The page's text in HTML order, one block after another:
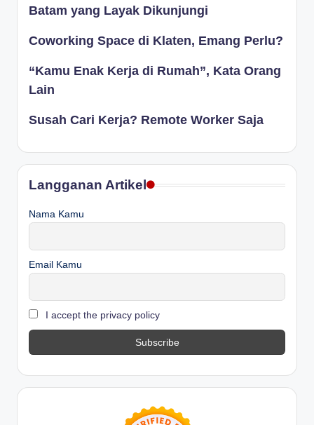
Batam yang Layak Dikunjungi
Coworking Space di Klaten, Emang Perlu?
“Kamu Enak Kerja di Rumah”, Kata Orang
Lain
Susah Cari Kerja? Remote Worker Saja
Langganan Artikel
Nama Kamu
Email Kamu
I accept the privacy policy